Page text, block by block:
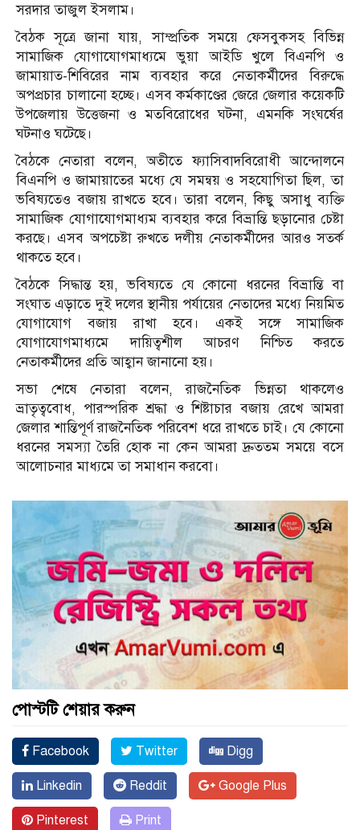
সরদার তাজুল ইসলাম।
বৈঠক সূত্রে জানা যায়, সাম্প্রতিক সময়ে ফেসবুকসহ বিভিন্ন
সামাজিক যোগাযোগমাধ্যমে ভুয়া আইডি খুলে বিএনপি ও
জামায়াত-শিবিরের নাম ব্যবহার করে নেতাকর্মীদের বিরুদ্ধে
অপপ্রচার চালানো হচ্ছে। এসব কর্মকাণ্ডের জেরে জেলার কয়েকটি
উপজেলায় উত্তেজনা ও মতবিরোধের ঘটনা, এমনকি সংঘর্ষের
ঘটনাও ঘটেছে।
বৈঠকে নেতারা বলেন, অতীতে ফ্যাসিবাদবিরোধী আন্দোলনে
বিএনপি ও জামায়াতের মধ্যে যে সমন্বয় ও সহযোগিতা ছিল, তা
ভবিষ্যতেও বজায় রাখতে হবে। তারা বলেন, কিছু অসাধু ব্যক্তি
সামাজিক যোগাযোগমাধ্যম ব্যবহার করে বিভ্রান্তি ছড়ানোর চেষ্টা
করছে। এসব অপচেষ্টা রুখতে দলীয় নেতাকর্মীদের আরও সতর্ক
থাকতে হবে।
বৈঠকে সিদ্ধান্ত হয়, ভবিষ্যতে যে কোনো ধরনের বিভ্রান্তি বা
সংঘাত এড়াতে দুই দলের স্থানীয় পর্যায়ের নেতাদের মধ্যে নিয়মিত
যোগাযোগ বজায় রাখা হবে। একই সঙ্গে সামাজিক
যোগাযোগমাধ্যমে দায়িত্বশীল আচরণ নিশ্চিত করতে
নেতাকর্মীদের প্রতি আহ্বান জানানো হয়।
সভা শেষে নেতারা বলেন, রাজনৈতিক ভিন্নতা থাকলেও
ভ্রাতৃত্ববোধ, পারস্পরিক শ্রদ্ধা ও শিষ্টাচার বজায় রেখে আমরা
জেলার শান্তিপূর্ণ রাজনৈতিক পরিবেশ ধরে রাখতে চাই। যে কোনো
ধরনের সমস্যা তৈরি হোক না কেন আমরা দ্রুততম সময়ে বসে
আলোচনার মাধ্যমে তা সমাধান করবো।
পোস্টটি শেয়ার করুন
Facebook Twitter Digg
Linkedin Reddit Google Plus
Pinterest Print